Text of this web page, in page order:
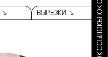
↘
ВЫРЕЗКИ ↘